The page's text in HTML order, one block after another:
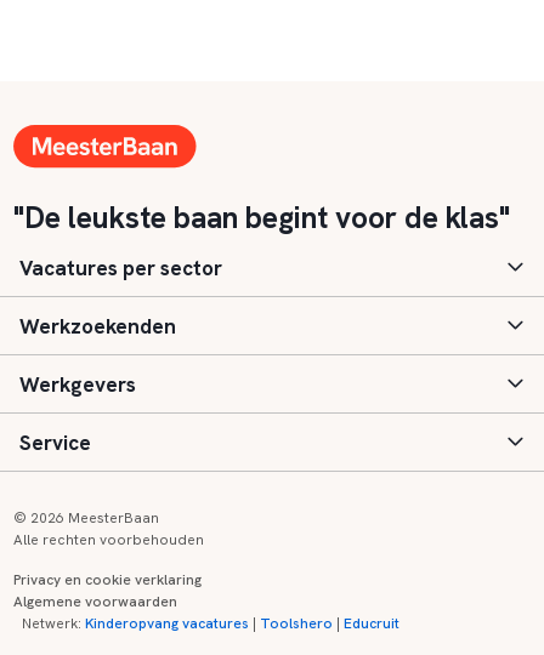
"De leukste baan begint voor de klas"
Vacatures per sector
Basisonderwijs
Speciaal (basis) onderwijs
Voortgezet onderwijs
Kinderopvang
Werkzoekenden
Aanmelden
Vacatures
Zij-instroom informatie
Werkgevers
Inloggen
Registreren
Service
Onderwijs links
© 2026 MeesterBaan
Alle rechten voorbehouden
Privacy en cookie verklaring
Algemene voorwaarden
Netwerk:Kinderopvang vacatures | Toolshero |Educruit